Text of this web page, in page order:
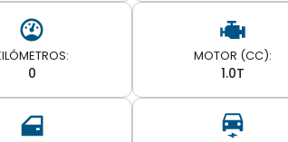
0
MOTOR (CC):
1.0T